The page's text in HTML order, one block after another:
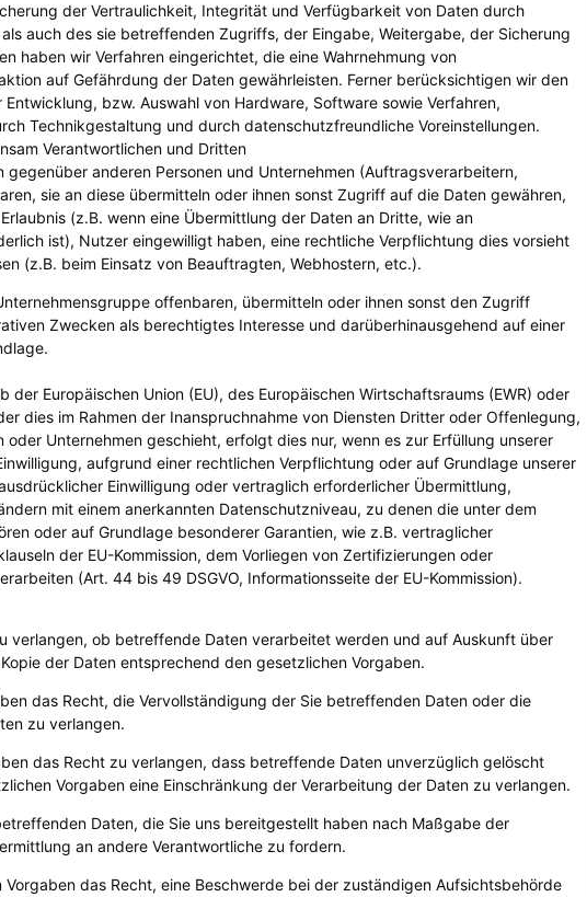
der Vertraulichkeit, Integrität und Verfügbarkeit von Daten durch
auch des sie betreffenden Zugriffs, der Eingabe, Weitergabe, der Sicherung
haben wir Verfahren eingerichtet, die eine Wahrnehmung von
auf Gefährdung der Daten gewährleisten. Ferner berücksichtigen wir den
bzw. Auswahl von Hardware, Software sowie Verfahren,
Technikgestaltung und durch datenschutzfreundliche Voreinstellungen.
Verantwortlichen und Dritten
gegenüber anderen Personen und Unternehmen (Auftragsverarbeitern,
sie an diese übermitteln oder ihnen sonst Zugriff auf die Daten gewähren,
(z.B. wenn eine Übermittlung der Daten an Dritte, wie an
ist), Nutzer eingewilligt haben, eine rechtliche Verpflichtung dies vorsieht
(z.B. beim Einsatz von Beauftragten, Webhostern, etc.).
offenbaren, übermitteln oder ihnen sonst den Zugriff
Zwecken als berechtigtes Interesse und darüberhinausgehend auf einer
Europäischen Union (EU), des Europäischen Wirtschaftsraums (EWR) oder
dies im Rahmen der Inanspruchnahme von Diensten Dritter oder Offenlegung,
Unternehmen geschieht, erfolgt dies nur, wenn es zur Erfüllung unserer
aufgrund einer rechtlichen Verpflichtung oder auf Grundlage unserer
Einwilligung oder vertraglich erforderlicher Übermittlung,
mit einem anerkannten Datenschutzniveau, zu denen die unter dem
oder auf Grundlage besonderer Garantien, wie z.B. vertraglicher
der EU-Kommission, dem Vorliegen von Zertifizierungen oder
(Art. 44 bis 49 DSGVO, Informationsseite der EU-Kommission).
verlangen, ob betreffende Daten verarbeitet werden und auf Auskunft über
der Daten entsprechend den gesetzlichen Vorgaben.
das Recht, die Vervollständigung der Sie betreffenden Daten oder die
zu verlangen.
das Recht zu verlangen, dass betreffende Daten unverzüglich gelöscht
Vorgaben eine Einschränkung der Verarbeitung der Daten zu verlangen.
Daten, die Sie uns bereitgestellt haben nach Maßgabe der
an andere Verantwortliche zu fordern.
das Recht, eine Beschwerde bei der zuständigen Aufsichtsbehörde